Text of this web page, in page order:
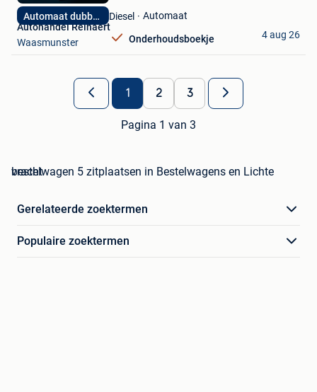
Favorieten
Automaat dubbel ca Diesel Automaat
Onderhoudsboekje
Autohandel Reinaert
Waasmunster
4 aug 26
1 2 3
Pagina 1 van 3
bestelwagen 5 zitplaatsen in Bestelwagens en Lichte vracht
Gerelateerde zoektermen
Populaire zoektermen